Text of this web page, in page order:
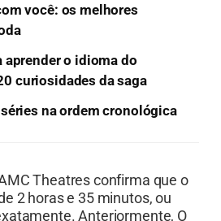
você: os melhores
aprender o idioma do
curiosidades da saga
na ordem cronológica
Theatres confirma que o
2 horas e 35 minutos, ou
Anteriormente, O